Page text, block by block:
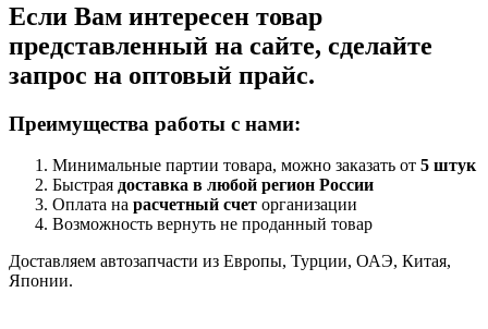
Если Вам интересен товар
представленный на сайте, сделайте
запрос на оптовый прайс.
Преимущества работы с нами:
Минимальные партии товара, можно заказать от 5 штук
Быстрая доставка в любой регион России
Оплата на расчетный счет организации
Возможность вернуть не проданный товар
Доставляем автозапчасти из Европы, Турции, ОАЭ, Китая,
Японии.